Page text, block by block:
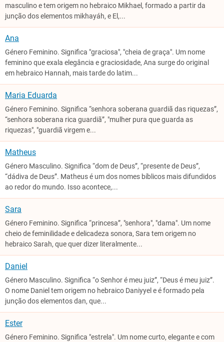
masculino e tem origem no hebraico Mikhael, formado a partir da
junção dos elementos mikhayáh, e El,...
Ana
Género Feminino. Significa "graciosa", "cheia de graça". Um nome
feminino que exala elegância e graciosidade, Ana surge do original
em hebraico Hannah, mais tarde do latim...
Maria Eduarda
Género Feminino. Significa “senhora soberana guardiã das riquezas”,
“senhora soberana rica guardiã”, "mulher pura que guarda as
riquezas", "guardiã virgem e...
Matheus
Género Masculino. Significa “dom de Deus”, “presente de Deus”,
“dádiva de Deus”. Matheus é um dos nomes bíblicos mais difundidos
ao redor do mundo. Isso acontece,...
Sara
Género Feminino. Significa “princesa”, "senhora", "dama". Um nome
cheio de feminilidade e delicadeza sonora, Sara tem origem no
hebraico Sarah, que quer dizer literalmente...
Daniel
Género Masculino. Significa “o Senhor é meu juiz”, “Deus é meu juiz”.
O nome Daniel tem origem no hebraico Daniyyel e é formado pela
junção dos elementos dan, que...
Ester
Género Feminino. Significa "estrela". Um nome curto, elegante e com